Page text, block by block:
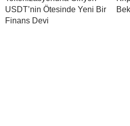
USDT’nin Ötesinde Yeni Bir
Finans Devi